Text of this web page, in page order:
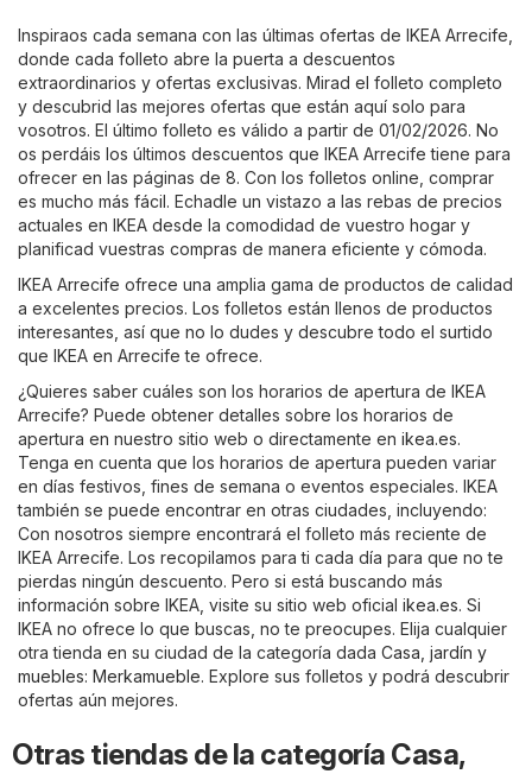
Inspiraos cada semana con las últimas ofertas de IKEA Arrecife,
donde cada folleto abre la puerta a descuentos
extraordinarios y ofertas exclusivas. Mirad el folleto completo
y descubrid las mejores ofertas que están aquí solo para
vosotros. El último folleto es válido a partir de 01/02/2026. No
os perdáis los últimos descuentos que IKEA Arrecife tiene para
ofrecer en las páginas de 8. Con los folletos online, comprar
es mucho más fácil. Echadle un vistazo a las rebas de precios
actuales en IKEA desde la comodidad de vuestro hogar y
planificad vuestras compras de manera eficiente y cómoda.
IKEA Arrecife ofrece una amplia gama de productos de calidad
a excelentes precios. Los folletos están llenos de productos
interesantes, así que no lo dudes y descubre todo el surtido
que IKEA en Arrecife te ofrece.
¿Quieres saber cuáles son los horarios de apertura de IKEA
Arrecife? Puede obtener detalles sobre los horarios de
apertura en nuestro sitio web o directamente en ikea.es.
Tenga en cuenta que los horarios de apertura pueden variar
en días festivos, fines de semana o eventos especiales. IKEA
también se puede encontrar en otras ciudades, incluyendo:
Con nosotros siempre encontrará el folleto más reciente de
IKEA Arrecife. Los recopilamos para ti cada día para que no te
pierdas ningún descuento. Pero si está buscando más
información sobre IKEA, visite su sitio web oficial ikea.es. Si
IKEA no ofrece lo que buscas, no te preocupes. Elija cualquier
otra tienda en su ciudad de la categoría dada Casa, jardín y
muebles: Merkamueble. Explore sus folletos y podrá descubrir
ofertas aún mejores.
Otras tiendas de la categoría Casa,